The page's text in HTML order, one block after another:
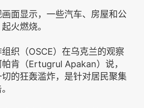
面显示，一些汽车、房屋和公
火燃烧。
织（OSCE）在乌克兰的观察
肯（Ertugrul Apakan）说，
的狂轰滥炸，是针对居民聚集